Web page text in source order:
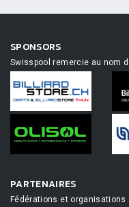
SPONSORS
Swisspool remercie au nom
PARTENAIRES
Fédérations et